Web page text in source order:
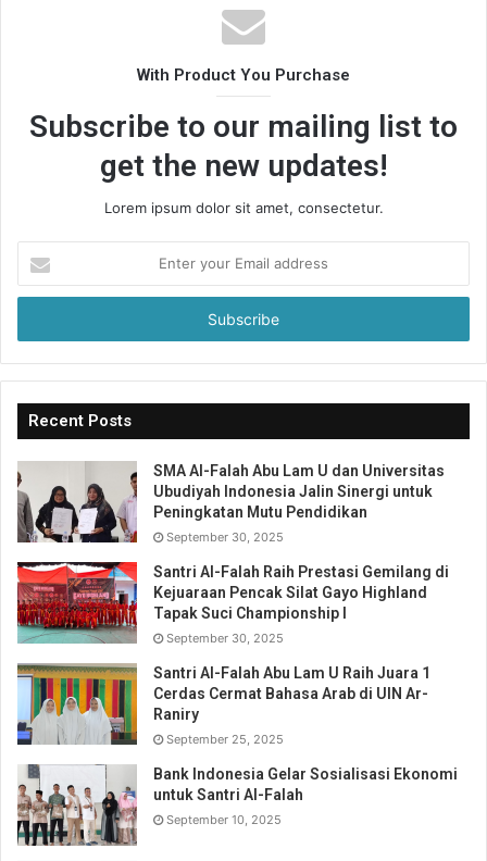
With Product You Purchase
Subscribe to our mailing list to
get the new updates!
Lorem ipsum dolor sit amet, consectetur.
your
Email
Recent Posts
SMA Al-Falah Abu Lam U dan Universitas
Ubudiyah Indonesia Jalin Sinergi untuk
Peningkatan Mutu Pendidikan
September 30, 2025
Santri Al-Falah Raih Prestasi Gemilang di
Kejuaraan Pencak Silat Gayo Highland
Tapak Suci Championship I
September 30, 2025
Santri Al-Falah Abu Lam U Raih Juara 1
Cerdas Cermat Bahasa Arab di UIN Ar-
Raniry
September 25, 2025
Bank Indonesia Gelar Sosialisasi Ekonomi
untuk Santri Al-Falah
September 10, 2025